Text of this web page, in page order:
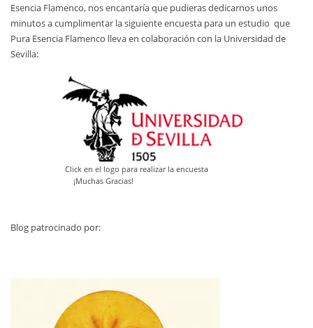
Esencia Flamenco, nos encantaría que pudieras dedicarnos unos
minutos a cumplimentar la siguiente encuesta para un estudio que
Pura Esencia Flamenco lleva en colaboración con la Universidad de
Sevilla:
Click en el logo para realizar la encuesta
¡Muchas Gracias!
Blog patrocinado por: